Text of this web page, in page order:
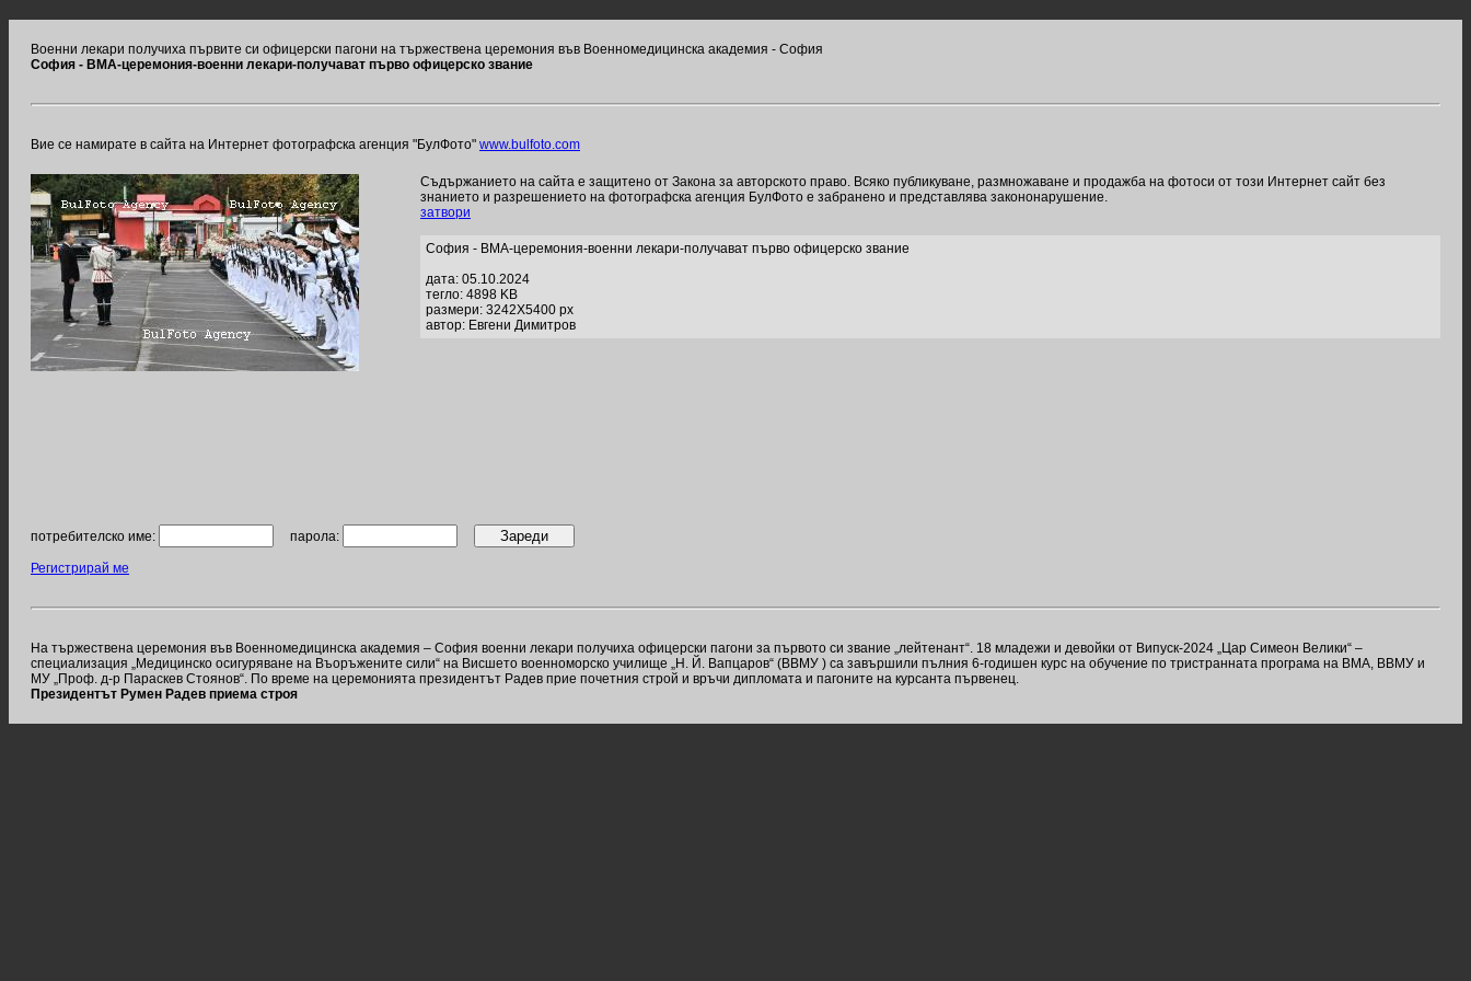
Военни лекари получиха първите си офицерски пагони на тържествена церемония във Военномедицинска академия - София
София - ВМА-церемония-военни лекари-получават първо офицерско звание
Вие се намирате в сайта на Интернет фотографска агенция "БулФото" www.bulfoto.com
Съдържанието на сайта е защитено от Закона за авторското право. Всяко публикуване, размножаване и продажба на фотоси от този Интернет сайт без
знанието и разрешението на фотографска агенция БулФото е забранено и представлява закононарушение.
затвори
София - ВМА-церемония-военни лекари-получават първо офицерско звание
дата: 05.10.2024
тегло: 4898 KB
размери: 3242X5400 px
автор: Евгени Димитров
потребителско име: парола:
Регистрирай ме
На тържествена церемония във Военномедицинска академия – София военни лекари получиха офицерски пагони за първото си звание „лейтенант“. 18 младежи и девойки от Випуск-2024 „Цар Симеон Велики“ –
специализация „Медицинско осигуряване на Въоръжените сили“ на Висшето военноморско училище „Н. Й. Вапцаров“ (ВВМУ ) са завършили пълния 6-годишен курс на обучение по тристранната програма на ВМА, ВВМУ и
МУ „Проф. д-р Параскев Стоянов“. По време на церемонията президентът Радев прие почетния строй и връчи дипломата и пагоните на курсанта първенец.
Президентът Румен Радев приема строя